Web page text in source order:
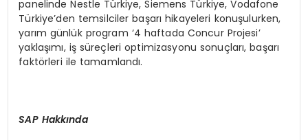
panelinde Nestle Türkiye, Siemens Türkiye, Vodafone
Türkiye’den temsilciler başarı hikayeleri konuşulurken,
yarım günlük program ‘4 haftada Concur Projesi’
yaklaşımı, iş süreçleri optimizasyonu sonuçları, başarı
faktörleri ile tamamlandı.
SAP Hakkında